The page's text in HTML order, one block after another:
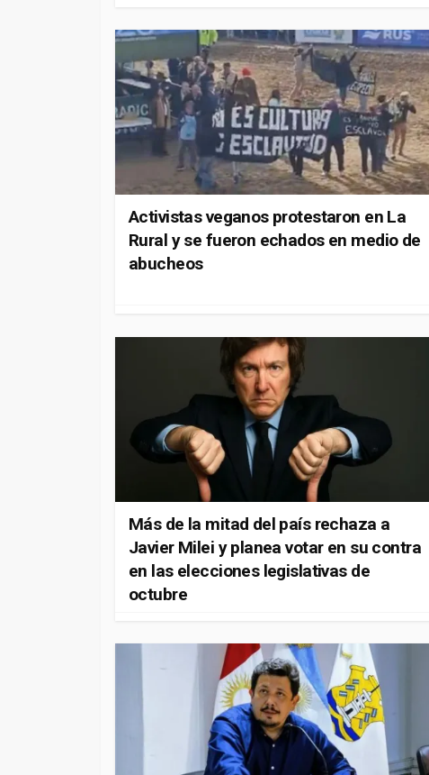
Activistas veganos protestaron en La
Rural y se fueron echados en medio de
abucheos
Más de la mitad del país rechaza a
Javier Milei y planea votar en su contra
en las elecciones legislativas de
octubre